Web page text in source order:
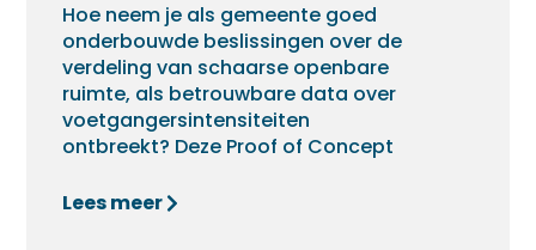
Hoe neem je als gemeente goed
onderbouwde beslissingen over de
verdeling van schaarse openbare
ruimte, als betrouwbare data over
voetgangersintensiteiten
ontbreekt? Deze Proof of Concept
Lees meer